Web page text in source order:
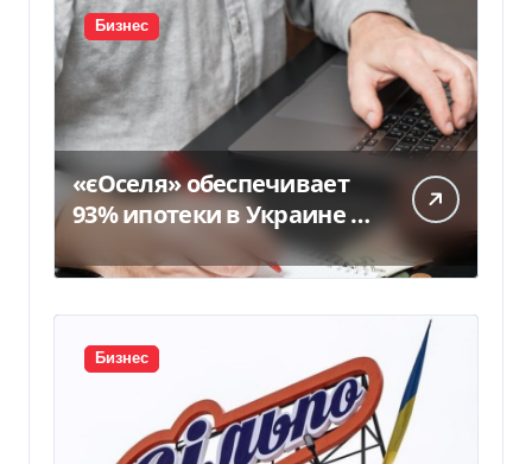
Бизнес
«єОселя» обеспечивает
93% ипотеки в Украине –
банкиры
Бизнес